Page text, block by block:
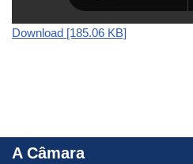
Download [185.06 KB]
A Câmara